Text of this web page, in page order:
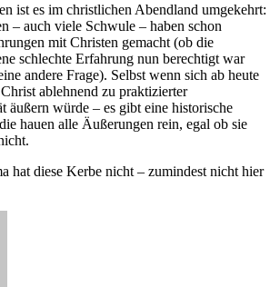
ist es im christlichen Abendland umgekehrt:
– auch viele Schwule – haben schon
mit Christen gemacht (ob die
schlechte Erfahrung nun berechtigt war
andere Frage). Selbst wenn sich ab heute
ablehnend zu praktizierter
äußern würde – es gibt eine historische
hauen alle Äußerungen rein, egal ob sie
hat diese Kerbe nicht – zumindest nicht hier